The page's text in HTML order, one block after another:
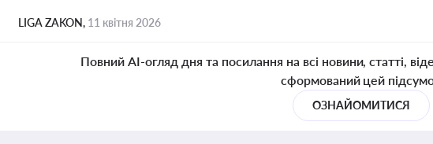
LIGA ZAKON, 11 квітня 2026
Повний AI-огляд дня та посилання на всі новини, статті,
сформований цей
ОЗНАЙОМИТИСЯ